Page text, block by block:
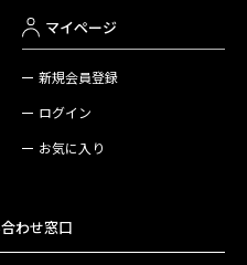
マイページ
新規会員登録
ログイン
お気に入り
わせ窓口